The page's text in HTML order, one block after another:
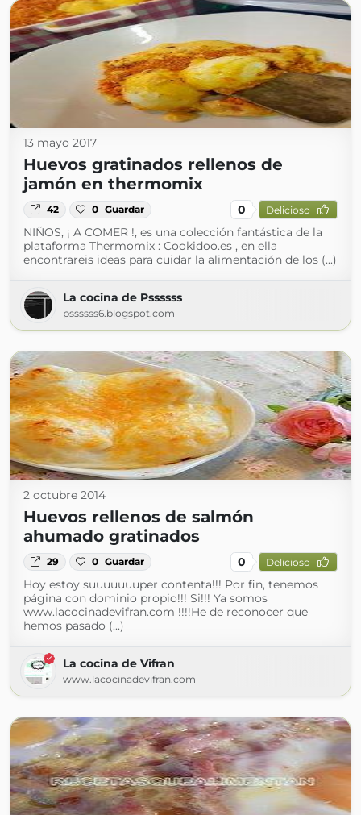
13 mayo 2017
Huevos gratinados rellenos de
jamón en thermomix
42 0 Guardar 0 Delicioso
NIÑOS, ¡ A COMER !, es una colección fantástica de la
plataforma Thermomix : Cookidoo.es , en ella
encontrareis ideas para cuidar la alimentación de los (...)
La cocina de Pssssss
pssssss6.blogspot.com
2 octubre 2014
Huevos rellenos de salmón
ahumado gratinados
29 0 Guardar 0 Delicioso
Hoy estoy suuuuuuuper contenta!!! Por fin, tenemos
página con dominio propio!!! Si!!! Ya somos
www.lacocinadevifran.com !!!!He de reconocer que
hemos pasado (...)
La cocina de Vifran
www.lacocinadevifran.com